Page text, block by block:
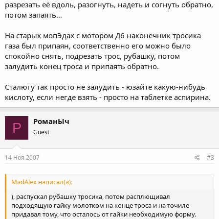
разрезать её вдоль, разогнуть, надеть и согнуть обратно,
потом запаять...
На старых мопЭдах с мотором Д6 наконечник тросика
газа был припаян, соответственно его можно было
спокойно снять, подрезать трос, рубашку, потом
залудить конец троса и припаять обратно.
Сталюгу так просто не залудить - юзайте какую-нибудь
кислоту, если негде взять - просто на таблетке аспирина.
Р РоманЫч
Guest
14 Ноя 2007 #3
MadAlex написал(а):
), распускал рубашку тросика, потом расплющивал
подходящую гайку молотком на конце троса и на точиле
придавал тому, что осталось от гайки необходимую форму.